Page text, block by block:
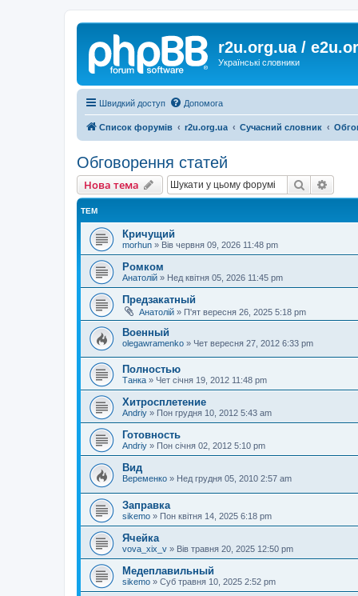
r2u.org.ua /
Українські словники
Швидкий доступ Допомога
Список форумів r2u.org.ua Сучасний словник
Обговорення статей
Нова тема Пошук
ТЕМ
Кричущий
morhun » Вів червня 09, 2026 11:48 pm
Ромком
Анатолій » Нед квітня 05, 2026 11:45 pm
Предзакатный
Анатолій » П'ят вересня 26, 2025 5:18 pm
Военный
olegawramenko » Чет вересня 27, 2012 6:33 pm
Полностью
Танка » Чет січня 19, 2012 11:48 pm
Хитросплетение
Andriy » Пон грудня 10, 2012 5:43 am
Готовность
Andriy » Пон січня 02, 2012 5:10 pm
Вид
Веременко » Нед грудня 05, 2010 2:57 am
Заправка
sikemo » Пон квітня 14, 2025 6:18 pm
Ячейка
vova_xix_v » Вів травня 20, 2025 12:50 pm
Медеплавильный
sikemo » Суб травня 10, 2025 2:52 pm